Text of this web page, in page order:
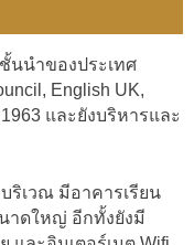
นนำของประเทศ
English UK,
และยังบริหารและ
ริเวณ มีอาคารเรียน
าดใหญ่ อีกทั้งยังมี